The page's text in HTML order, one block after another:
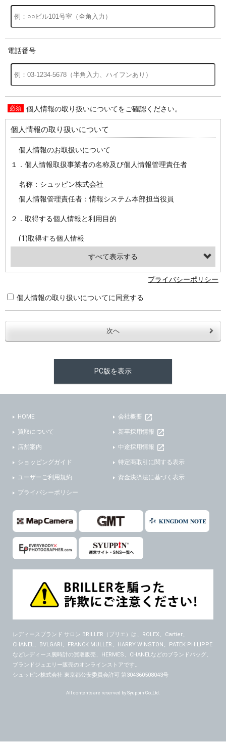
電話番号
個人情報の取り扱いについてをご確認ください。
個人情報の取り扱いについて
個人情報のお取扱いについて
１．個人情報取扱事業者の名称及び個人情報管理責任者
名称：シュッピン株式会社
個人情報管理責任者：情報システム本部担当役員
２．取得する個人情報と利用目的
(1)取得する個人情報
・お問合せへの対応のため
３．個人情報の第三者提供と委託
当社は、以下のいずれかの場合を除いて、個人データを同意いただいた範囲を超えて利用したり第三者に提供したりいたしません。
(2)法令等により開示を求められた場合。
４．ご提供の任意性
５．ご本人が容易に知覚できない方法による個人情報の取得
また利用者の統計的分析のため、または掲載された広告にクッキーを使用する場合があります。
６．個人情報に関するお問合せ対応
シュッピン株式会社 個人情報相談窓口
プライバシーポリシー
個人情報の取り扱いについてに同意する
PC版を表示
HOME
買取について
店舗案内
ショッピングガイド
ユーザーご利用規約
プライバシーポリシー
会社概要
新卒採用情報
中途採用情報
特定商取引に関する表示
資金決済法に基づく表示
レディースブランド サロン BRILLER（ブリエ） は、ROLEX、Cartier、
CHANEL、BVLGARI、FRANCK MULLER、HARRY WINSTON、PATEK PHILIPPE
などレディース腕時計の買取販売、HERMES、CHANELなどのブランドバッグ、
ブランドジュエリー販売のオンラインストアです。
シュッピン株式会社 東京都公安委員会許可 第304360508043号
All contents are reserved by Syuppin Co.,Ltd.